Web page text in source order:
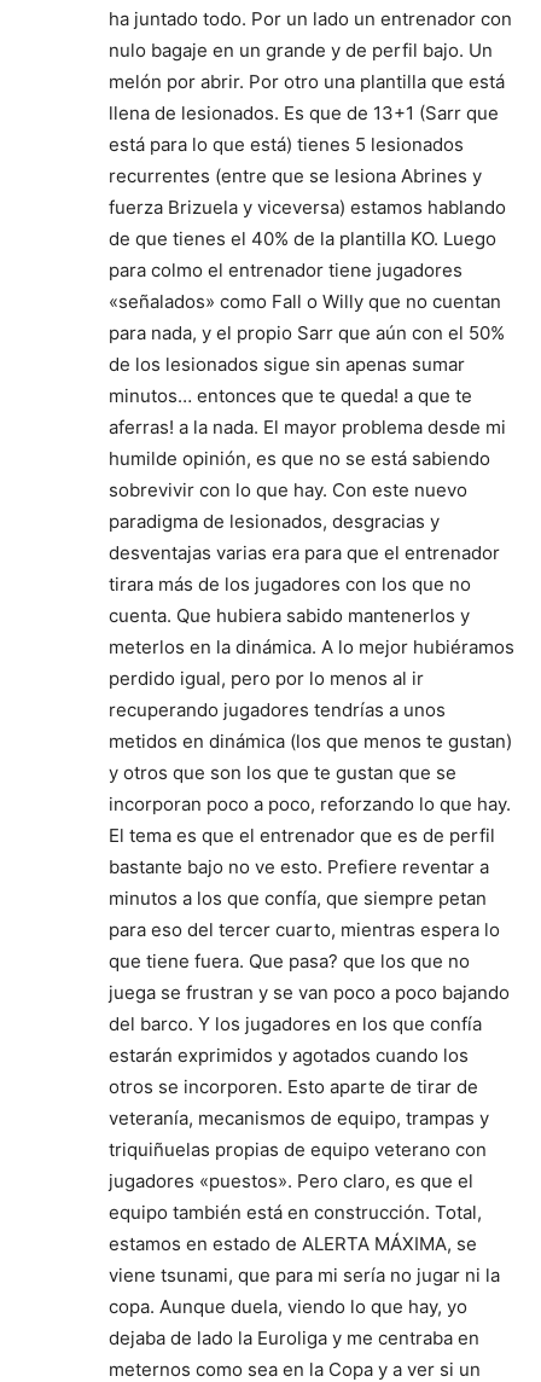
ha juntado todo. Por un lado un entrenador con
nulo bagaje en un grande y de perfil bajo. Un
melón por abrir. Por otro una plantilla que está
llena de lesionados. Es que de 13+1 (Sarr que
está para lo que está) tienes 5 lesionados
recurrentes (entre que se lesiona Abrines y
fuerza Brizuela y viceversa) estamos hablando
de que tienes el 40% de la plantilla KO. Luego
para colmo el entrenador tiene jugadores
«señalados» como Fall o Willy que no cuentan
para nada, y el propio Sarr que aún con el 50%
de los lesionados sigue sin apenas sumar
minutos… entonces que te queda! a que te
aferras! a la nada. El mayor problema desde mi
humilde opinión, es que no se está sabiendo
sobrevivir con lo que hay. Con este nuevo
paradigma de lesionados, desgracias y
desventajas varias era para que el entrenador
tirara más de los jugadores con los que no
cuenta. Que hubiera sabido mantenerlos y
meterlos en la dinámica. A lo mejor hubiéramos
perdido igual, pero por lo menos al ir
recuperando jugadores tendrías a unos
metidos en dinámica (los que menos te gustan)
y otros que son los que te gustan que se
incorporan poco a poco, reforzando lo que hay.
El tema es que el entrenador que es de perfil
bastante bajo no ve esto. Prefiere reventar a
minutos a los que confía, que siempre petan
para eso del tercer cuarto, mientras espera lo
que tiene fuera. Que pasa? que los que no
juega se frustran y se van poco a poco bajando
del barco. Y los jugadores en los que confía
estarán exprimidos y agotados cuando los
otros se incorporen. Esto aparte de tirar de
veteranía, mecanismos de equipo, trampas y
triquiñuelas propias de equipo veterano con
jugadores «puestos». Pero claro, es que el
equipo también está en construcción. Total,
estamos en estado de ALERTA MÁXIMA, se
viene tsunami, que para mi sería no jugar ni la
copa. Aunque duela, viendo lo que hay, yo
dejaba de lado la Euroliga y me centraba en
meternos como sea en la Copa y a ver si un